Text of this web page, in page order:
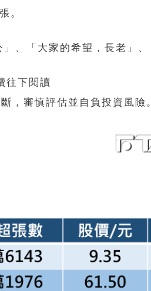
。
、「大家的希望，長老」、
往下閱讀
，審慎評估並自負投資風險